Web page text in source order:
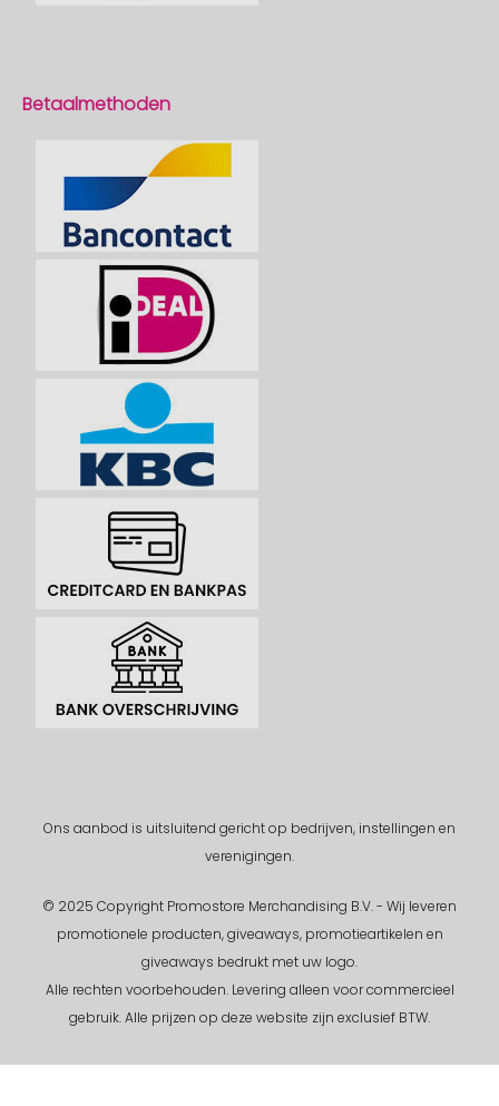
Betaalmethoden
Ons aanbod is uitsluitend gericht op bedrijven, instellingen en
verenigingen.
© 2025 Copyright Promostore Merchandising B.V. - Wij leveren
promotionele producten, giveaways, promotieartikelen en
giveaways bedrukt met uw logo.
Alle rechten voorbehouden.Levering alleen voor commercieel
gebruik. Alle prijzen op deze website zijn exclusief BTW.